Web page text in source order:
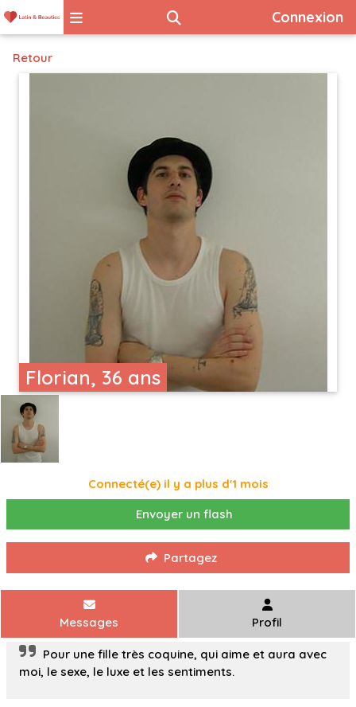
Connexion
Retour
Florian, 36 ans
Connecté(e) il y a plus d'1 mois
Envoyer un flash
Partagez
Messages Profil
Pour une fille très coquine, qui aime et aura avec
moi, le sexe, le luxe et les sentiments.